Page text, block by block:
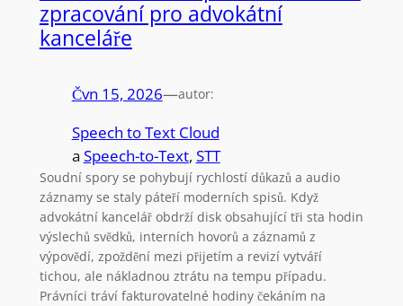
zpracování pro advokátní
kanceláře
Čvn 15, 2026—autor:
Speech to Text Cloud
a Speech-to-Text, STT
Soudní spory se pohybují rychlostí důkazů a audio
záznamy se staly páteří moderních spisů. Když
advokátní kancelář obdrží disk obsahující tři sta hodin
výslechů svědků, interních hovorů a záznamů z
výpovědí, zpoždění mezi přijetím a revizí vytváří
tichou, ale nákladnou ztrátu na tempu případu.
Právníci tráví fakturovatelné hodiny čekáním na